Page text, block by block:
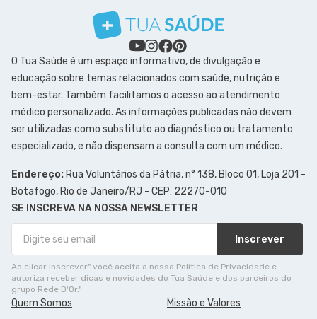
O Tua Saúde é um espaço informativo, de divulgação e
educação sobre temas relacionados com saúde, nutrição e
bem-estar. Também facilitamos o acesso ao atendimento
médico personalizado. As informações publicadas não devem
ser utilizadas como substituto ao diagnóstico ou tratamento
especializado, e não dispensam a consulta com um médico.
Endereço: Rua Voluntários da Pátria, n° 138, Bloco 01, Loja 201 -
Botafogo, Rio de Janeiro/RJ - CEP: 22270-010
SE INSCREVA NA NOSSA NEWSLETTER
Inscrever
Ao clicar Inscrever" você aceita a nossa Política de Privacidade e
autoriza receber dicas e novidades do Tua Saúde e dos parceiros do
grupo Rede D'Or."
Quem Somos Missão e Valores